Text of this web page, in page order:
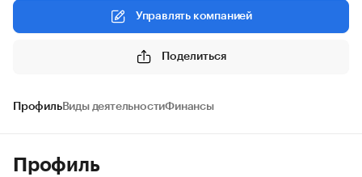
Управлять компанией
Поделиться
ПрофильВиды деятельностиФинансы
Профиль